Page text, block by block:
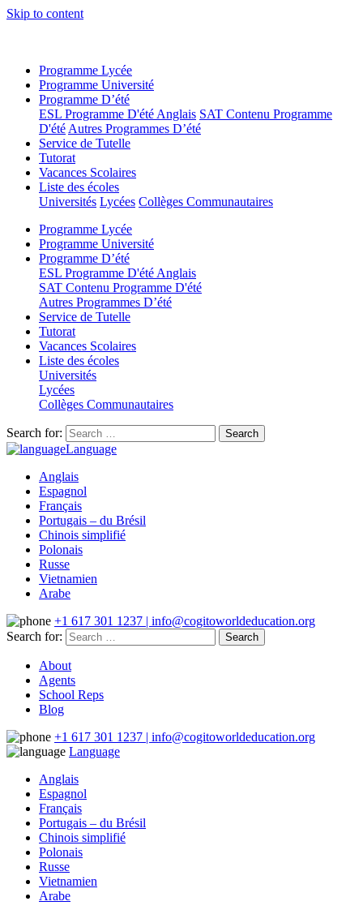
Skip to content
Programme Lycée
Programme Université
Programme D’été
ESL Programme D'été Anglais SAT Contenu Programme
D'été Autres Programmes D’été
Service de Tutelle
Tutorat
Vacances Scolaires
Liste des écoles
Universités Lycées Collèges Communautaires
Programme Lycée
Programme Université
Programme D’été
ESL Programme D'été Anglais
SAT Contenu Programme D'été
Autres Programmes D’été
Service de Tutelle
Tutorat
Vacances Scolaires
Liste des écoles
Universités
Lycées
Collèges Communautaires
Search for:
Language
Anglais
Espagnol
Français
Portugais – du Brésil
Chinois simplifié
Polonais
Russe
Vietnamien
Arabe
+1 617 301 1237 | info@cogitoworldeducation.org
Search for:
About
Agents
School Reps
Blog
+1 617 301 1237 | info@cogitoworldeducation.org
Language
Anglais
Espagnol
Français
Portugais – du Brésil
Chinois simplifié
Polonais
Russe
Vietnamien
Arabe